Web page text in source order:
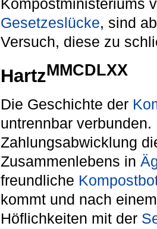
Kompostministeriums
Gesetzeslücke, sind
Versuch, diese zu
HartzMMCDLXX
Die Geschichte der
untrennbar
Zahlungsabwicklung
Zusammenlebens in
freundliche
kommt und nach
Höflichkeiten mit der